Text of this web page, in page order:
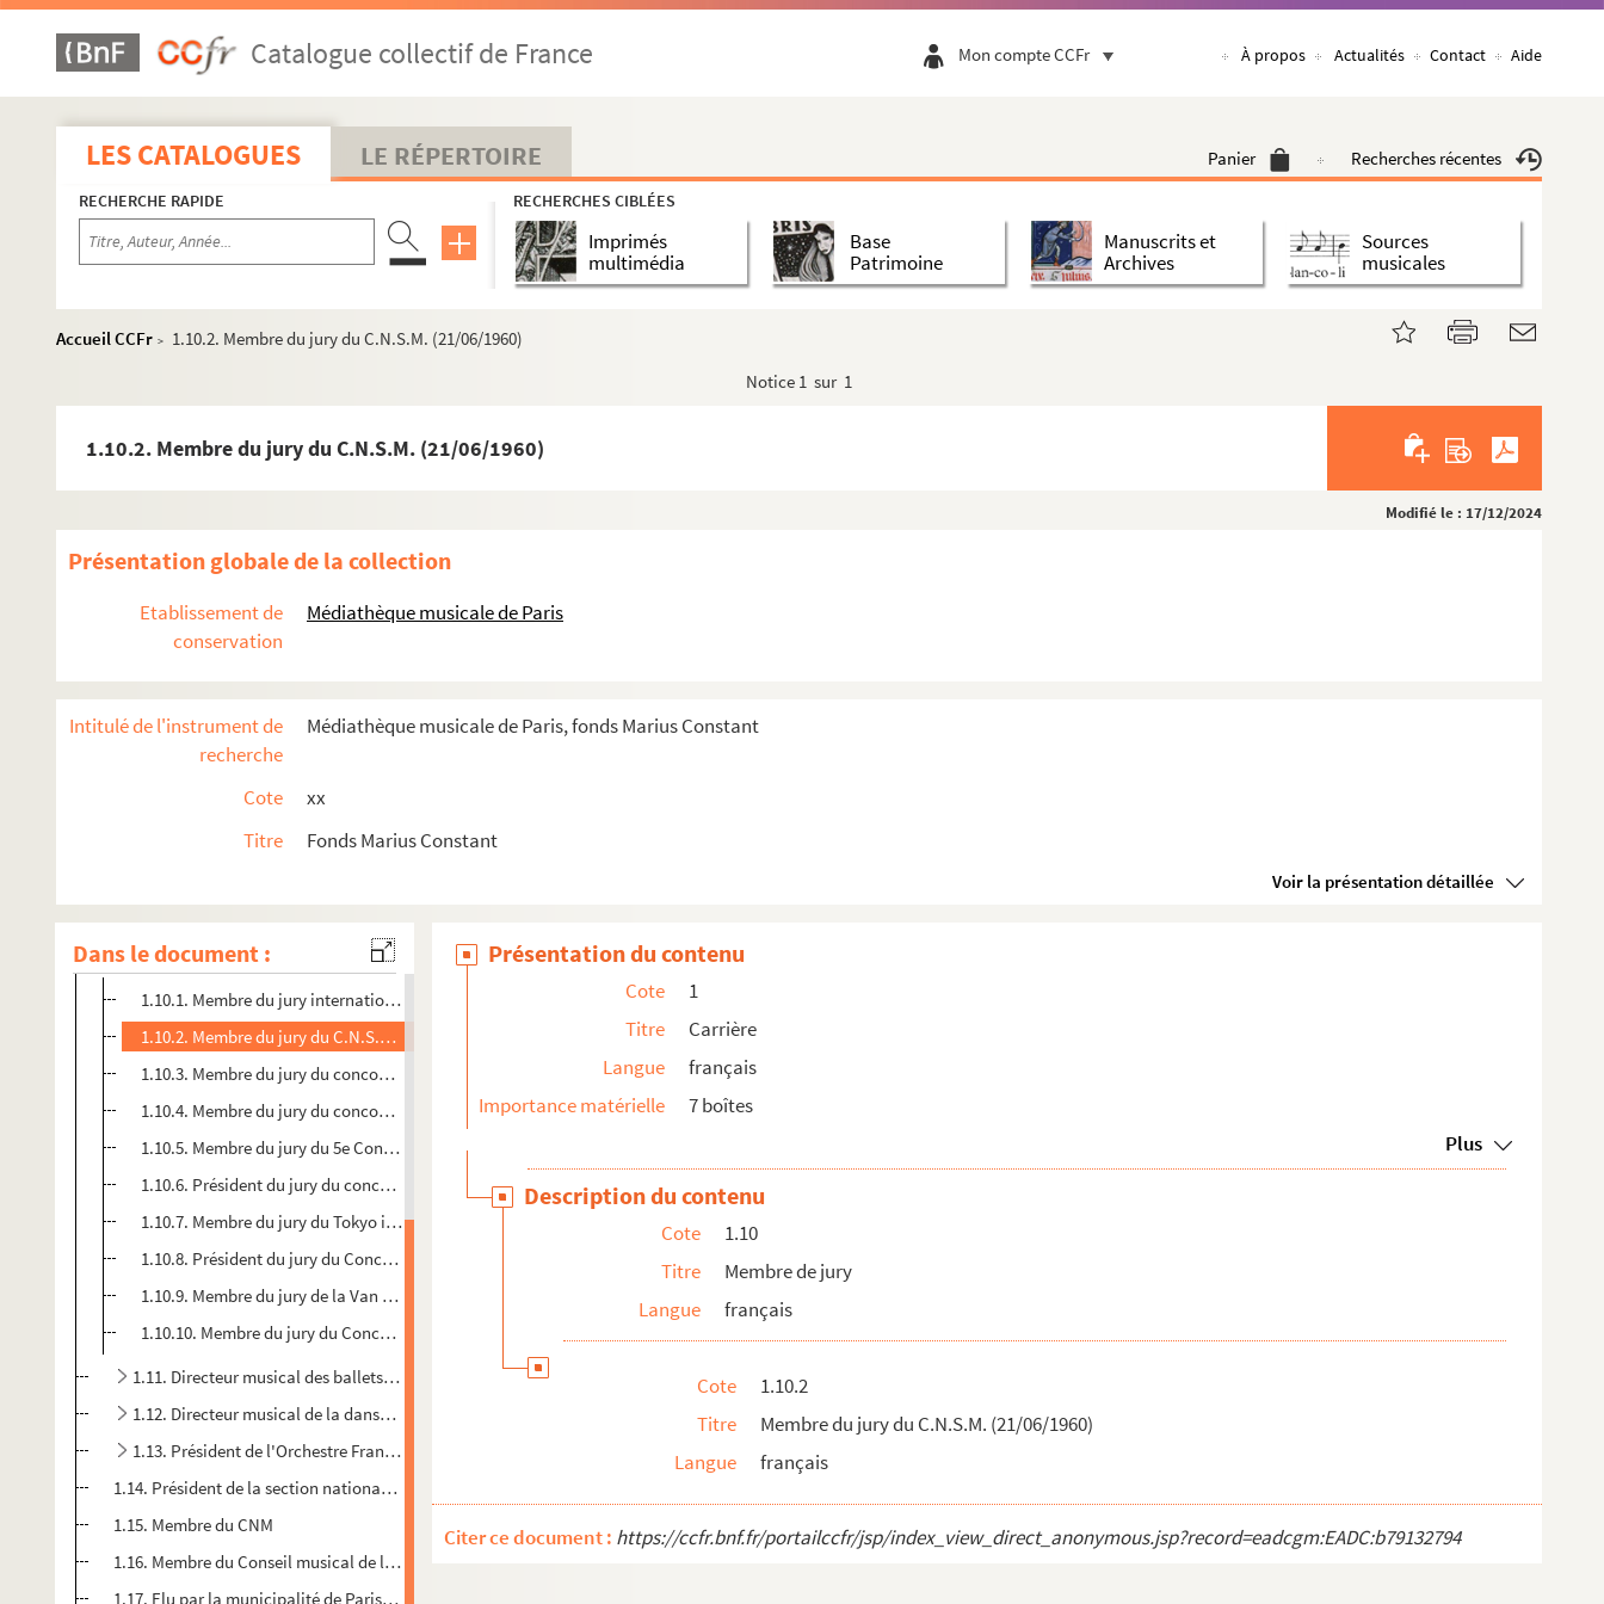
Catalogue collectif de France Mon compte CCFr À propos Actualités Contact Aide
LES CATALOGUES LE RÉPERTOIRE Panier Recherches récentes
RECHERCHE RAPIDE RECHERCHES CIBLÉES
Imprimés
multimédia
Base
Patrimoine
Manuscrits et
Archives
Sources
musicales
Accueil CCFr >
1.10.2. Membre du jury du C.N.S.M. (21/06/1960)
Notice 1 sur 1
1.10.2. Membre du jury du C.N.S.M. (21/06/1960)
Modifié le : 17/12/2024
Présentation globale de la collection
Etablissement de
conservation
Médiathèque musicale de Paris
Intitulé de l'instrument de
recherche
Médiathèque musicale de Paris, fonds Marius Constant
Cote
xx
Titre
Fonds Marius Constant
Voir la présentation détaillée
Dans le document :
1. Carrière
1.3. Compositeur et arrangeur
1.4. Chef d'orchestre
1.6. Improvisateur
1.7. Les contrats et les dépôts
1.9. Professeur
1.10. Membre de jury
1.10.1. Membre du jury international de composition musicale de la Manifestation des jeunes artistes - Bienn...
1.10.2. Membre du jury du C.N.S.M. (21/06/1960)
1.10.3. Membre du jury du concours musical international Arthur Honegger
1.10.4. Membre du jury du concours national de Radio-Canada, session 1978-79 : le programme général ; le pro...
1.10.5. Membre du jury du 5e Concours international de composition
1.10.6. Président du jury du concours international de jeunes chefs d'orchestre (Besançon)
1.10.7. Membre du jury du Tokyo international music competition 1988 : lettre d’invitation du vice-président...
1.10.8. Président du jury du Concours international de composition musicale, opéra et ballet (Genève)
1.10.9. Membre du jury de la Van Cliburn Competition (Texas)
1.10.10. Membre du jury du Concours international d'opéra (Marseille)
1.11. Directeur musical des ballets Roland Petit
1.12. Directeur musical de la danse à l'Opéra de Paris
1.13. Président de l'Orchestre Français des Jeunes (L'AFPROJEM)
1.14. Président de la section nationale de musique du CTIF
1.15. Membre du CNM
1.16. Membre du Conseil musical de la Fondation Prince Pierre de Monaco
1.17. Elu par la municipalité de Paris pour organiser des concerts gratuits
Présentation du contenu
Cote
1
Titre
Carrière
Langue
français
Importance matérielle
7 boîtes
Plus
Description du contenu
Cote
1.10
Titre
Membre de jury
Langue
français
Cote
1.10.2
Titre
Membre du jury du C.N.S.M. (21/06/1960)
Langue
français
Citer ce document : https://ccfr.bnf.fr/portailccfr/jsp/index_view_direct_anonymous.jsp?record=eadcgm:EADC:b79132794